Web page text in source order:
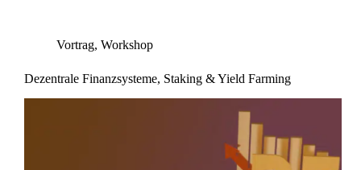
Vortrag, Workshop
Dezentrale Finanzsysteme, Staking & Yield Farming